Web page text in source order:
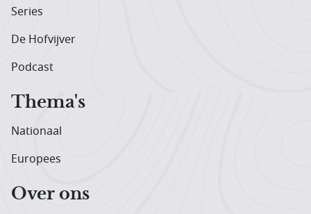
Series
De Hofvijver
Podcast
Thema's
Nationaal
Europees
Over ons